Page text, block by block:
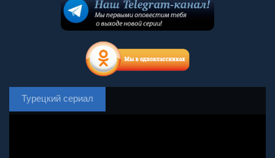
Турецкий сериал